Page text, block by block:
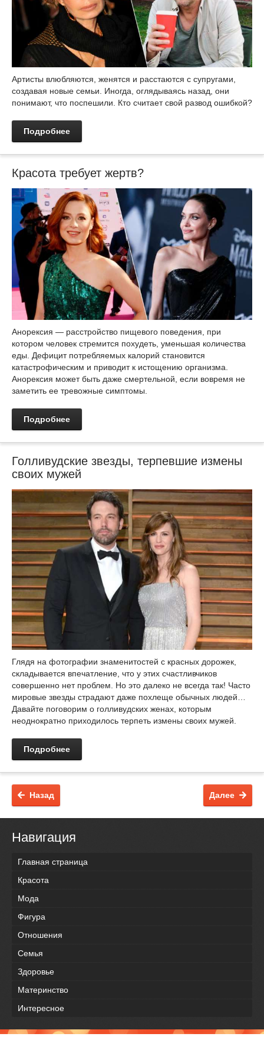
Артисты влюбляются, женятся и расстаются с супругами,
создавая новые семьи. Иногда, оглядываясь назад, они
понимают, что поспешили. Кто считает свой развод ошибкой?
Подробнее
Красота требует жертв?
Анорексия — расстройство пищевого поведения, при
котором человек стремится похудеть, уменьшая количества
еды. Дефицит потребляемых калорий становится
катастрофическим и приводит к истощению организма.
Анорексия может быть даже смертельной, если вовремя не
заметить ее тревожные симптомы.
Подробнее
Голливудские звезды, терпевшие измены
своих мужей
Глядя на фотографии знаменитостей с красных дорожек,
складывается впечатление, что у этих счастливчиков
совершенно нет проблем. Но это далеко не всегда так! Часто
мировые звезды страдают даже похлеще обычных людей…
Давайте поговорим о голливудских женах, которым
неоднократно приходилось терпеть измены своих мужей.
Подробнее
Далее
Назад
Навигация
Главная страница
Красота
Мода
Фигура
Отношения
Семья
Здоровье
Материнство
Интересное